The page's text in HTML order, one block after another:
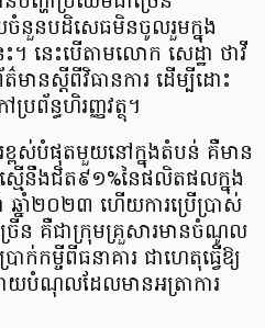
នួនបដិសេធមិនចូលរួមក្នុង
។ នេះបើតាមលោក សេដ្ឋា ថាវី
ានស្តីពីវិធានការ ដើម្បីដោះ
ព័ន្ធហិរញ្ញវត្ថុ។
ពស់បំផុតមួយនៅក្នុងតំបន់ គឺមាន
មើនឹងជិត៩១%នៃផលិតផលក្នុង
នាំ២០២៣ ហើយការប្រើប្រាស់
ច្រើន គឺជាក្រុមគ្រួសារមានចំណូល
កម្ចីពីធនាគារ ជាហេតុធ្វើឱ្យ
យបំណុលដែលមានអត្រាការ